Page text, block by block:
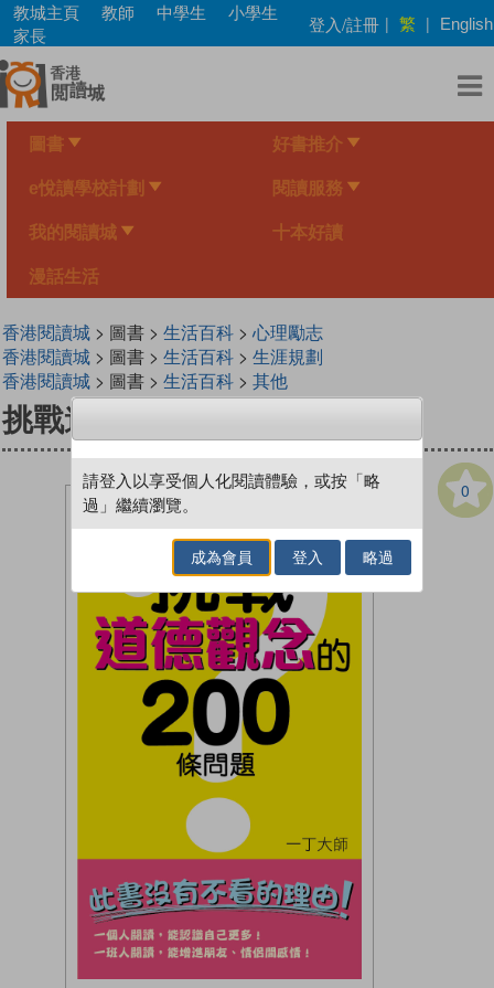
Skip
main
content
教城主頁 教師 中學生
小學生
家長
登入/註冊 | 繁 | English
圖書 好書推介
e悅讀學校計劃 閱讀服務
我的閱讀城 十本好讀
漫話生活
香港閱讀城> 圖書 > 生活百科> 心理勵志
香港閱讀城> 圖書 > 生活百科> 生涯規劃
香港閱讀城> 圖書 > 生活百科> 其他
挑戰道德觀念的200條問題
0
請登入以享受個人化閱讀體驗，或按「略
過」繼續瀏覽。
成為會員 登入 略過